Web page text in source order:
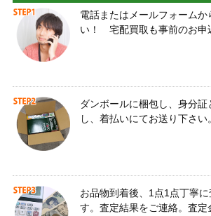
電話またはメールフォームか
い！ 宅配買取も事前のお申
ダンボールに梱包し、身分
し、着払いにてお送り下さい
お品物到着後、1点1点丁寧
す。査定結果をご連絡。査